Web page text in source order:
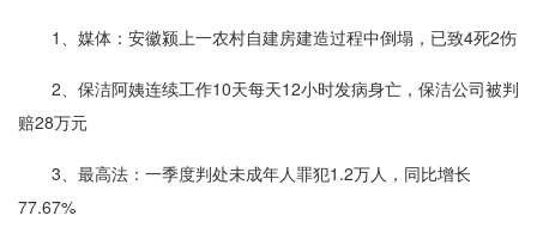
1、媒体：安徽颍上一农村自建房建造过程中倒塌，已致4死2伤
2、保洁阿姨连续工作10天每天12小时发病身亡，保洁公司被判
赔28万元
3、最高法：一季度判处未成年人罪犯1.2万人，同比增长
77.67%